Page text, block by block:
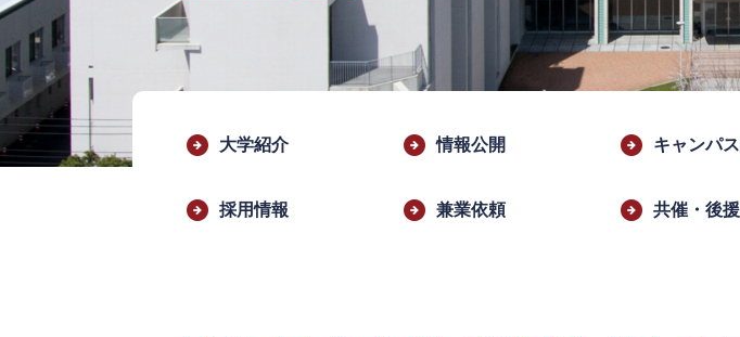
本
大学紹介
情報公開 キャンパ
採用情報 兼業依頼 共催・後